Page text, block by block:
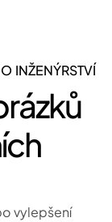
INŽENÝRSTVÍ
vylepšení